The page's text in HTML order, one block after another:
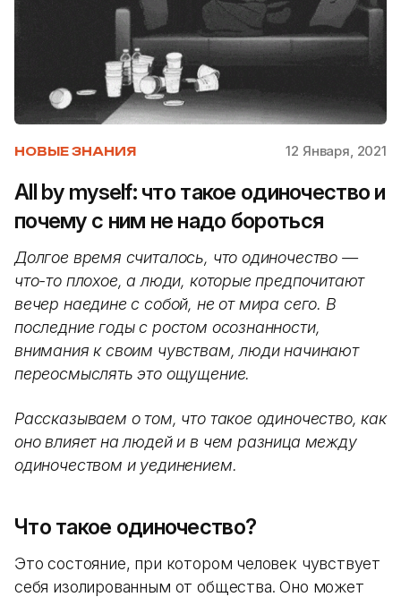
НОВЫЕ ЗНАНИЯ 12 Января, 2021
All by myself: что такое одиночество и
почему с ним не надо бороться
Долгое время считалось, что одиночество —
что-то плохое, а люди, которые предпочитают
вечер наедине с собой, не от мира сего. В
последние годы с ростом осознанности,
внимания к своим чувствам, люди начинают
переосмыслять это ощущение.
Рассказываем о том, что такое одиночество, как
оно влияет на людей и в чем разница между
одиночеством и уединением.
Что такое одиночество?
Это состояние, при котором человек чувствует
себя изолированным от общества. Оно может